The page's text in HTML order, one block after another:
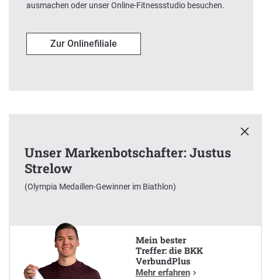
ausmachen oder unser Online-Fitnessstudio besuchen.
Zur Onlinefiliale
Unser Markenbotschafter: Justus
Strelow
(Olympia Medaillen-Gewinner im Biathlon)
Mein bester
Treffer: die BKK
VerbundPlus
Mehr erfahren
Unser Markenbotschafter:
(Olympia Medaillen-Gewinner im Biathlon)